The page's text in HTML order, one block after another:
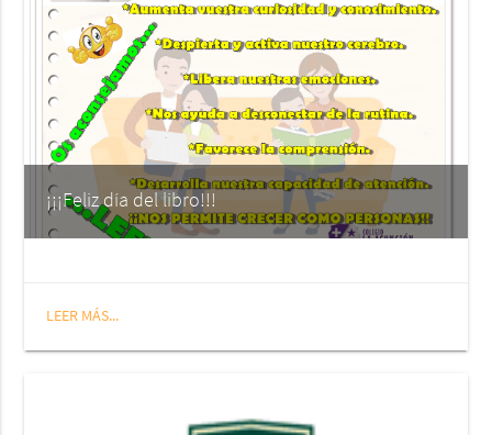
¡¡¡Feliz día del libro!!!
LEER MÁS...